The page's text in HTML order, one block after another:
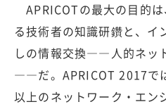
APRICOTの最大の目的
る技術者の知識研鑽と、イ
しの情報交換――人的ネッ
――だ。APRICOT 2017で
以上のネットワーク・エン